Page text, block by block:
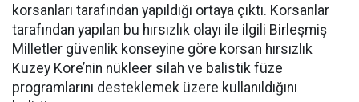
korsanları tarafından yapıldığı ortaya çıktı. Korsanlar
tarafından yapılan bu hırsızlık olayı ile ilgili Birleşmiş
Milletler güvenlik konseyine göre korsan hırsızlık
Kuzey Kore’nin nükleer silah ve balistik füze
programlarını desteklemek üzere kullanıldığını